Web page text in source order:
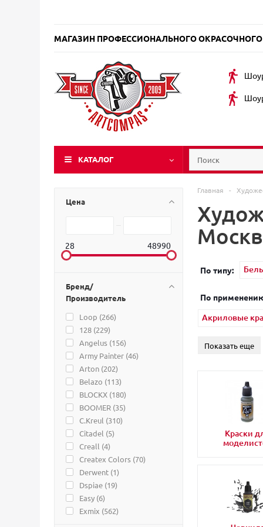
МАГАЗИН ПРОФЕССИОНАЛЬНОГО
КАТАЛОГ
Цена
28 48990
Бренд/
Производитель
Loop (266)
128 (229)
Angelus (156)
Army Painter (46)
Arton (202)
Belazo (113)
BLOCKX (180)
BOOMER (35)
C.Kreul (310)
Citadel (5)
Creall (4)
Createx Colors (70)
Derwent (1)
Dspiae (19)
Easy (6)
Exmix (562)
Главная -
По типу:
По
Акриловые
Показать еще
Краски